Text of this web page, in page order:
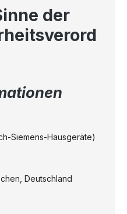
der
Siemens-Hausgeräte)
Deutschland